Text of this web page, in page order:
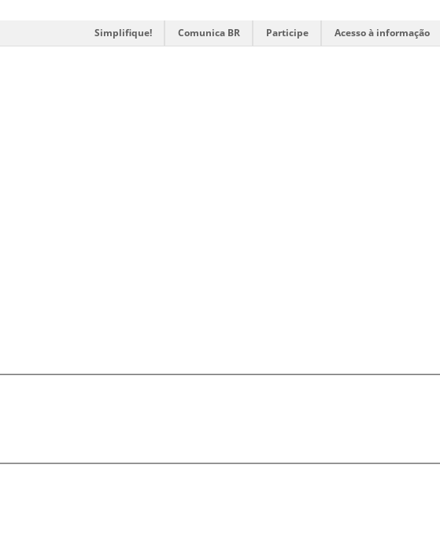
Simplifique! Comunica BR Participe Acesso à informação